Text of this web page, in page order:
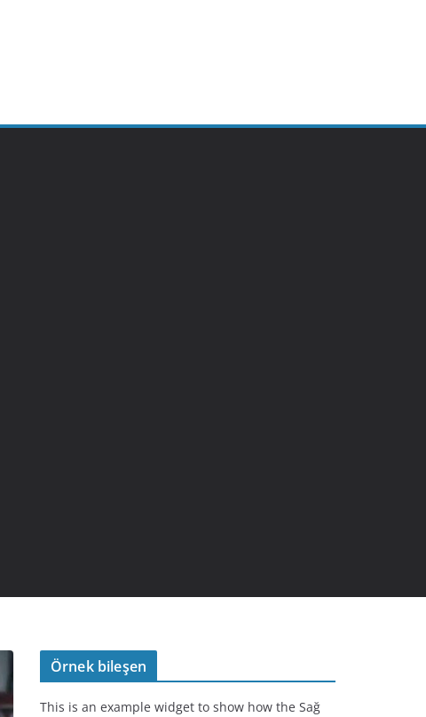
Örnek bileşen
This is an example widget to show how the Sağ